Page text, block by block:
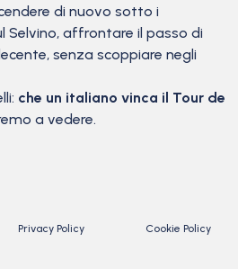
di nuovo sotto i
affrontare il passo di
senza scoppiare negli
che un italiano vinca il Tour de
a vedere.
Privacy Policy Cookie Policy